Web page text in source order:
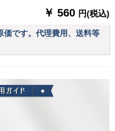
￥ 560 円(税込)
価です。代理費用、送料等